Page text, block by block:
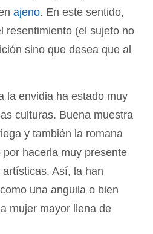
ajeno. En este sentido,
resentimiento (el sujeto no
sino que desea que al
la envidia ha estado muy
culturas. Buena muestra
y también la romana
hacerla muy presente
Así, la han
una anguila o bien
mujer mayor llena de